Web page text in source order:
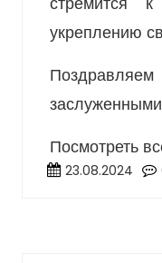
23.08.2024
укреплению
Посмотреть